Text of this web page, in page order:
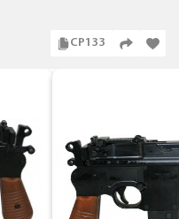
CP133